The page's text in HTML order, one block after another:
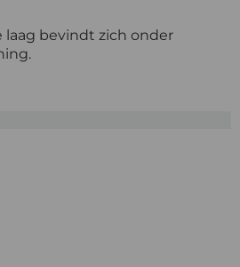
laag bevindt zich onder